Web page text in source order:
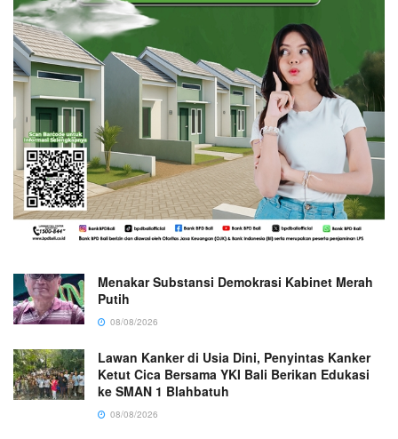
Menakar Substansi Demokrasi Kabinet Merah
Putih
08/08/2026
Lawan Kanker di Usia Dini, Penyintas Kanker
Ketut Cica Bersama YKI Bali Berikan Edukasi
ke SMAN 1 Blahbatuh
08/08/2026